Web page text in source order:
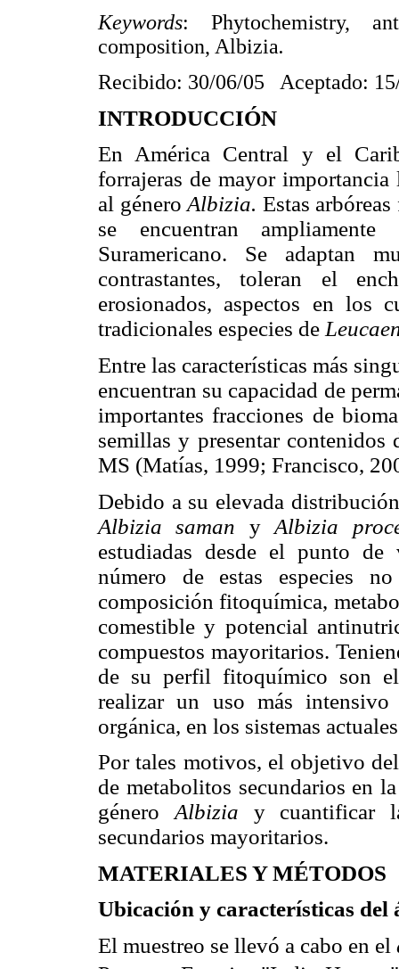
Keywords: Phytochemistry,
composition, Albizia.
Recibido: 30/06/05 Aceptado:
INTRODUCCIÓN
En América Central y el
forrajeras de mayor importancia
al géneroAlbizia. Estas
se encuentran
Suramericano. Se adaptan
contrastantes, toleran el
erosionados, aspectos en los
tradicionales especies de
Entre las características más
encuentran su capacidad de
importantes fracciones de
semillas y presentar
MS (Matías, 1999; Francisco,
Debido a su elevada
Albizia saman yAlbizia
estudiadas desde el punto
número de estas especies
composición fitoquímica,
comestible y potencial
compuestos mayoritarios.
de su perfil fitoquímico son
realizar un uso más
orgánica, en los sistemas
Por tales motivos, el objetivo
de metabolitos secundarios en
género Albizia y cuantificar
secundarios mayoritarios.
MATERIALES Y MÉTODOS
Ubicación y características del
El muestreo se llevó a cabo en el